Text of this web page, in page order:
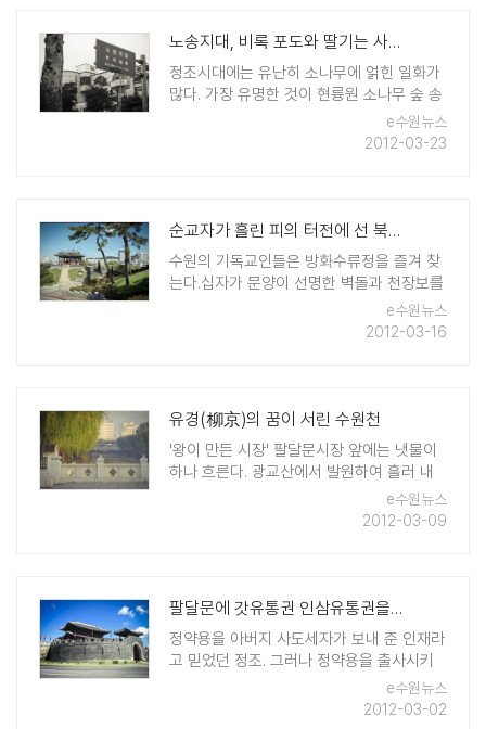
노송지대, 비록 포도와 딸기는 사라졌어도
정조시대에는 유난히 소나무에 얽힌 일화가
많다. 가장 유명한 것이 현륭원 소나무 숲 송
충이 일화다. 정조는 틈만 나면 아버지의 묘
소를 살피기 위해 현륭원으로 행차하곤 했
e수원뉴스
2012-03-23
순교자가 흘린 피의 터전에 선 북수동성당
수원의 기독교인들은 방화수류정을 즐겨 찾
는다.십자가 문양이 선명한 벽돌과 천장보를
보기 위해서다. 그들은 천주교인이었던 정약
용이 화성을 설계한 만큼 이 십자가 문양 역
e수원뉴스
2012-03-16
유경(柳京)의 꿈이 서린 수원천
'왕이 만든 시장' 팔달문시장 앞에는 냇물이
하나 흐른다. 광교산에서 발원하여 흘러 내
려오는 이 물은 수원을 대표하는 개천이라
하여 '수원천'이라고 부른다. 그러나 토박이
e수원뉴스
2012-03-09
팔달문에 갓유통권 인삼유통권을 내리노라
정약용을 아버지 사도세자가 보내 준 인재라
고 믿었던 정조. 그러나 정약용을 출사시키
는 일은 어려웠다. 그가 대과에 번번이 낙방
했기 때문이다. 사실 여기에는 노론의 방해
e수원뉴스
2012-03-02